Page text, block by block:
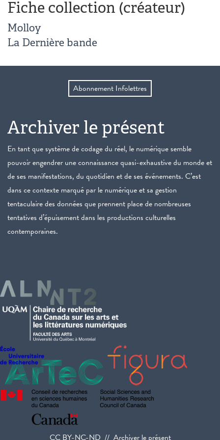
Fiche collection (créateur)
Molloy
La Dernière bande
Abonnement Infolettres
Archiver le présent
En tant que système de codage du réel, le numérique semble
pouvoir engendrer une connaissance quasi-exhaustive du monde et
de ses manifestations, du quotidien et de ses événements. C’est
dans ce contexte marqué par le numérique et sa gestion
tentaculaire des données que prennent place de nombreuses
tentatives d’épuisement dans les productions culturelles
contemporaines.
CC BY-NC-ND // Archiver le présent